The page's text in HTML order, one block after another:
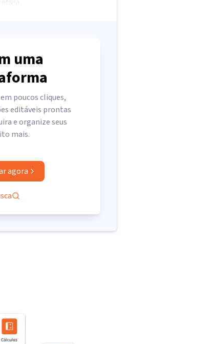
uma
poucos cliques,
editáveis prontas
e organize seus
mais.
agora